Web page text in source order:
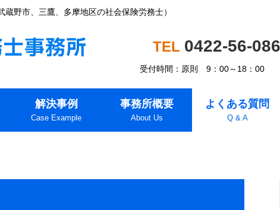
野市、三鷹、多摩地区の社会保険労務士）
0422-56-
受付時間：原則 9：00～18：00
解決事例
Case Example
事務所概要
About Us
よくある質問
Q & A